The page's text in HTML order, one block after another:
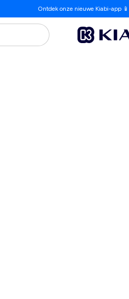
Ontdek onze nieuwe Kiabi-app 📱